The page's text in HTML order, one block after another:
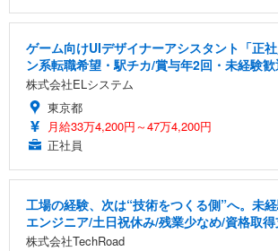
ゲーム向けUIデザイナーアシスタント「正
ン系転職希望・駅チカ/賞与年2回・未経験
株式会社ELシステム
東京都
月給33万4,200円～47万4,200円
正社員
工場の経験、次は“技術をつくる側”へ。未
エンジニア/土日祝休み/残業少なめ/資格取
株式会社TechRoad